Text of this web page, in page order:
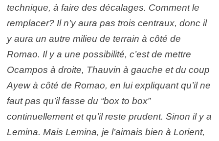
technique, à faire des décalages. Comment le
remplacer? Il n’y aura pas trois centraux, donc il
y aura un autre milieu de terrain à côté de
Romao. Il y a une possibilité, c’est de mettre
Ocampos à droite, Thauvin à gauche et du coup
Ayew à côté de Romao, en lui expliquant qu’il ne
faut pas qu’il fasse du “box to box”
continuellement et qu’il reste prudent. Sinon il y a
Lemina. Mais Lemina, je l’aimais bien à Lorient,